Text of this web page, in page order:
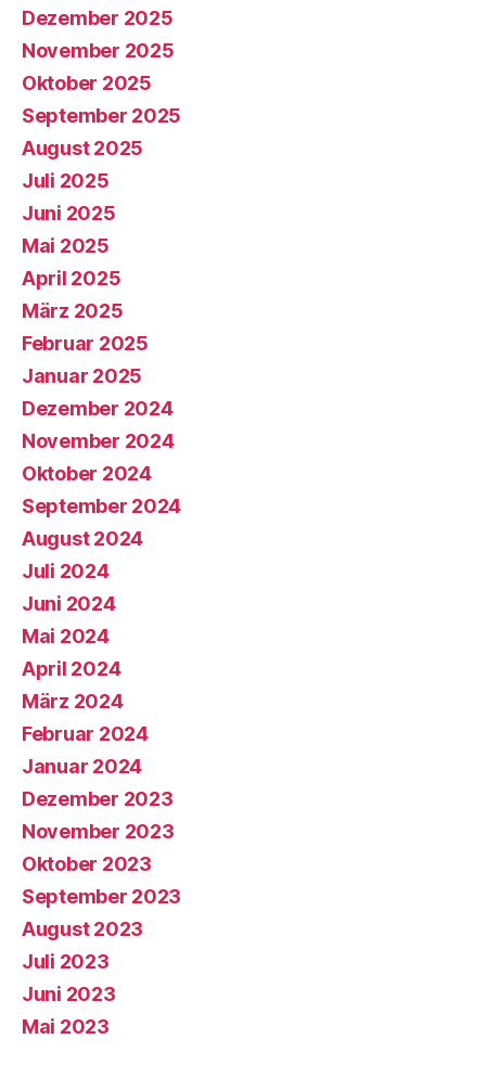
Dezember 2025
November 2025
Oktober 2025
September 2025
August 2025
Juli 2025
Juni 2025
Mai 2025
April 2025
März 2025
Februar 2025
Januar 2025
Dezember 2024
November 2024
Oktober 2024
September 2024
August 2024
Juli 2024
Juni 2024
Mai 2024
April 2024
März 2024
Februar 2024
Januar 2024
Dezember 2023
November 2023
Oktober 2023
September 2023
August 2023
Juli 2023
Juni 2023
Mai 2023